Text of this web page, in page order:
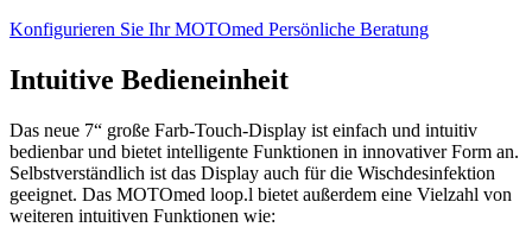
Konfigurieren Sie Ihr MOTOmed Persönliche Beratung
Intuitive Bedieneinheit
Das neue 7“ große Farb-Touch-Display ist einfach und intuitiv
bedienbar und bietet intelligente Funktionen in innovativer Form an.
Selbstverständlich ist das Display auch für die Wischdesinfektion
geeignet. Das MOTOmed loop.l bietet außerdem eine Vielzahl von
weiteren intuitiven Funktionen wie: